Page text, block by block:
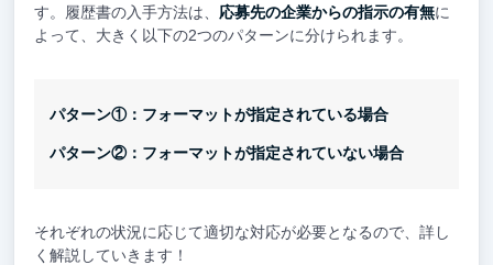
す。履歴書の入手方法は、 応募先の企業からの指示の有無に
よって、大きく以下の2つのパターンに分けられます。
パターン①：フォーマットが指定されている場合
パターン②：フォーマットが指定されていない場合
それぞれの状況に応じて適切な対応が必要となるので、詳し
く解説していきます！